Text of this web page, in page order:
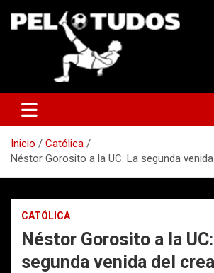
Inicio
Católica
Néstor Gorosito a la UC: La segunda
CATÓLICA
Néstor Gorosito a la
segunda venida del